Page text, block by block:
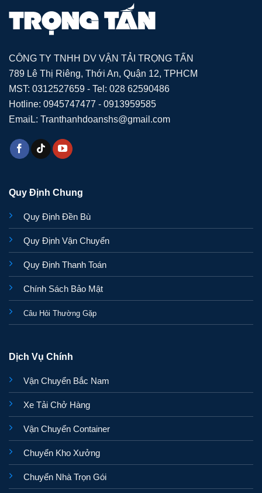
CÔNG TY TNHH DV VẬN TẢI TRỌNG TẤN
789 Lê Thị Riêng, Thới An, Quận 12, TPHCM
MST: 0312527659 - Tel: 028 62590486
Hotline: 0945747477 - 0913959585
EmaiL: Tranthanhdoanshs@gmail.com
Quy Định Chung
Quy Định Đền Bù
Quy Định Vận Chuyển
Quy Định Thanh Toán
Chính Sách Bảo Mật
Câu Hỏi Thường Gặp
Dịch Vụ Chính
Vận Chuyển Bắc Nam
Xe Tải Chở Hàng
Vận Chuyển Container
Chuyển Kho Xưởng
Chuyển Nhà Trọn Gói